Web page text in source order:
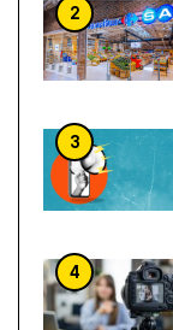
2
3
4